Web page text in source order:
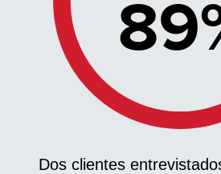
Dos clientes